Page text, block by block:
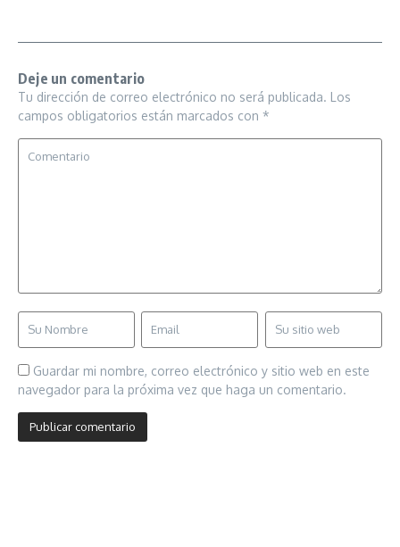
Deje un comentario
Tu dirección de correo electrónico no será publicada. Los
campos obligatorios están marcados con *
Guardar mi nombre, correo electrónico y sitio web en este
navegador para la próxima vez que haga un comentario.